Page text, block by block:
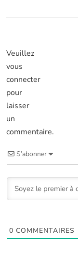
Veuillez
vous
connecter
pour
laisser
un
commentaire.
S’abonner
0 COMMENTAIRES